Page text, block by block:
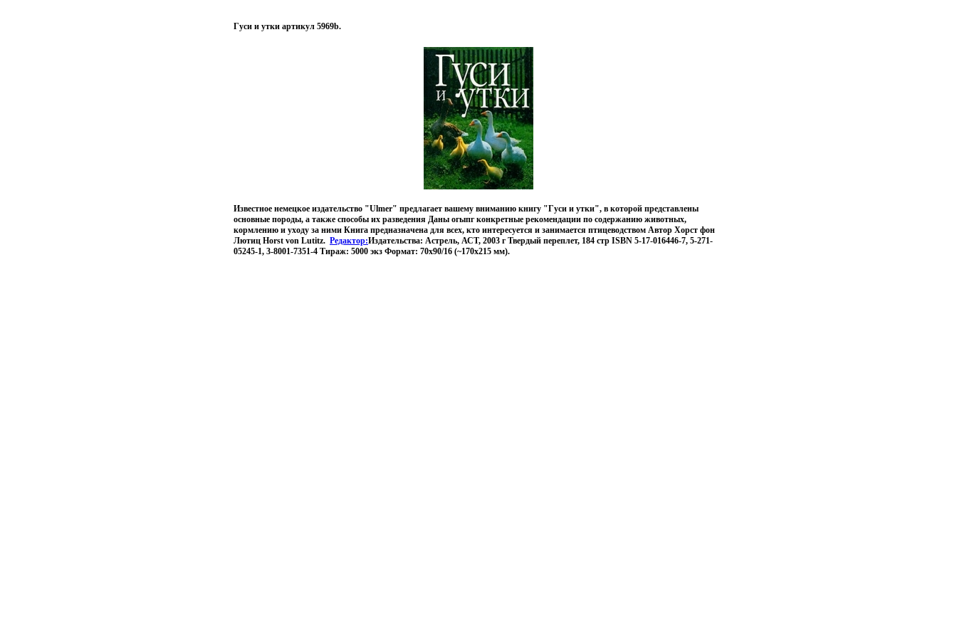
Гуси и утки артикул 5969b.
Известное немецкое издательство "Ulmer" предлагает вашему вниманию книгу "Гуси и утки", в которой представлены
основные породы, а также способы их разведения Даны огыпг конкретные рекомендации по содержанию животных,
кормлению и уходу за ними Книга предназначена для всех, кто интересуется и занимается птицеводством Автор Хорст фон
Лютиц Horst von Lutitz. Редактор:Издательства: Астрель, АСТ, 2003 г Твердый переплет, 184 стр ISBN 5-17-016446-7, 5-271-
05245-1, 3-8001-7351-4 Тираж: 5000 экз Формат: 70x90/16 (~170х215 мм).